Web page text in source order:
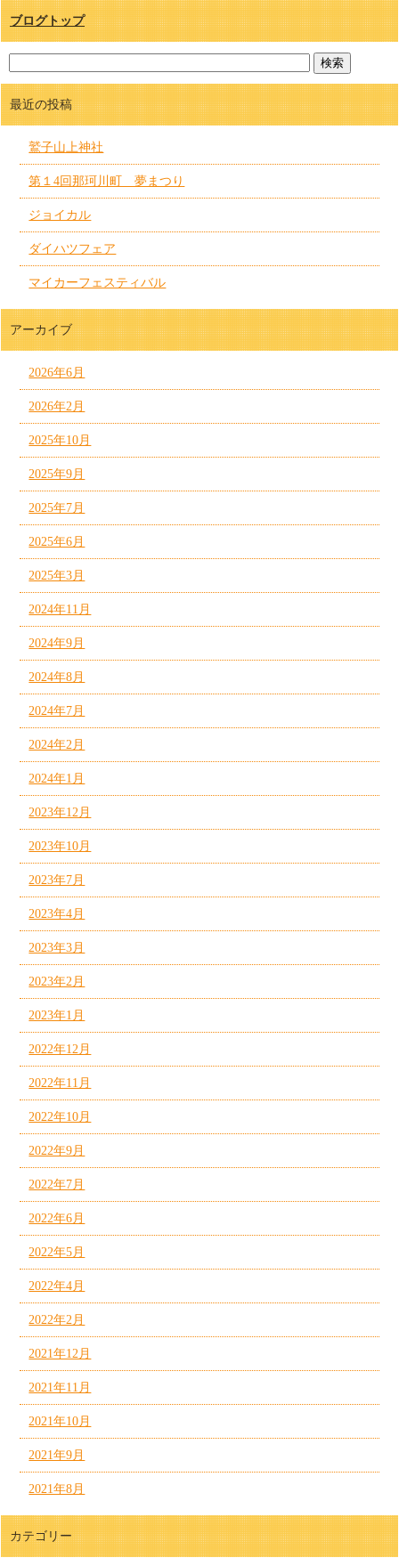
ブログトップ
最近の投稿
鷲子山上神社
第１4回那珂川町 夢まつり
ジョイカル
ダイハツフェア
マイカーフェスティバル
アーカイブ
2026年6月
2026年2月
2025年10月
2025年9月
2025年7月
2025年6月
2025年3月
2024年11月
2024年9月
2024年8月
2024年7月
2024年2月
2024年1月
2023年12月
2023年10月
2023年7月
2023年4月
2023年3月
2023年2月
2023年1月
2022年12月
2022年11月
2022年10月
2022年9月
2022年7月
2022年6月
2022年5月
2022年4月
2022年2月
2021年12月
2021年11月
2021年10月
2021年9月
2021年8月
カテゴリー